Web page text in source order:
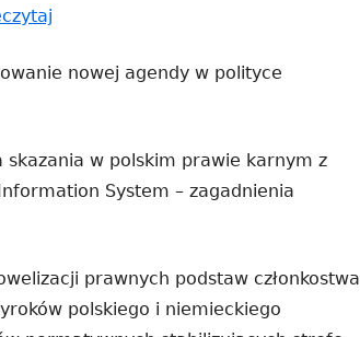
się
oknie
nowej agendy w polityce
skazania w polskim prawie karnym z
System – zagadnienia
prawnych podstaw członkostwa
polskiego i niemieckiego